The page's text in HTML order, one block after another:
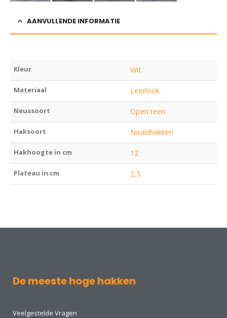
AANVULLENDE INFORMATIE
Kleur Wit
Materiaal Leerlook
Neussoort Open teen
Haksoort Naaldhakken
Hakhoogte in cm 12
Plateau in cm 2,5
De meeste hoge hakken
Veelgestelde Vragen